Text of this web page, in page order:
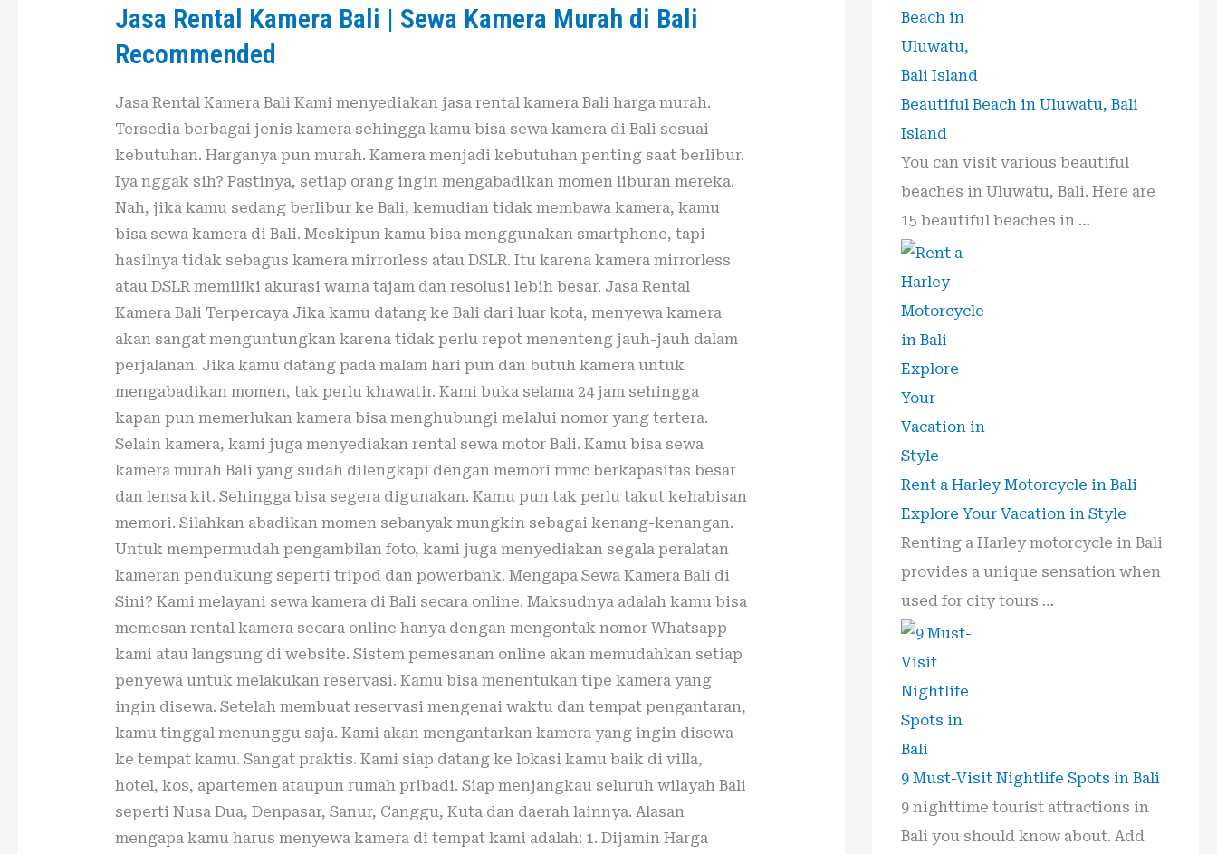
Jasa Rental Kamera Bali | Sewa Kamera Murah di Bali
Recommended
Jasa Rental Kamera Bali Kami menyediakan jasa rental kamera Bali harga murah.
Tersedia berbagai jenis kamera sehingga kamu bisa sewa kamera di Bali sesuai
kebutuhan. Harganya pun murah. Kamera menjadi kebutuhan penting saat berlibur.
Iya nggak sih? Pastinya, setiap orang ingin mengabadikan momen liburan mereka.
Nah, jika kamu sedang berlibur ke Bali, kemudian tidak membawa kamera, kamu
bisa sewa kamera di Bali. Meskipun kamu bisa menggunakan smartphone, tapi
hasilnya tidak sebagus kamera mirrorless atau DSLR. Itu karena kamera mirrorless
atau DSLR memiliki akurasi warna tajam dan resolusi lebih besar. Jasa Rental
Kamera Bali Terpercaya Jika kamu datang ke Bali dari luar kota, menyewa kamera
akan sangat menguntungkan karena tidak perlu repot menenteng jauh-jauh dalam
perjalanan. Jika kamu datang pada malam hari pun dan butuh kamera untuk
mengabadikan momen, tak perlu khawatir. Kami buka selama 24 jam sehingga
kapan pun memerlukan kamera bisa menghubungi melalui nomor yang tertera.
Selain kamera, kami juga menyediakan rental sewa motor Bali. Kamu bisa sewa
kamera murah Bali yang sudah dilengkapi dengan memori mmc berkapasitas besar
dan lensa kit. Sehingga bisa segera digunakan. Kamu pun tak perlu takut kehabisan
memori. Silahkan abadikan momen sebanyak mungkin sebagai kenang-kenangan.
Untuk mempermudah pengambilan foto, kami juga menyediakan segala peralatan
kameran pendukung seperti tripod dan powerbank. Mengapa Sewa Kamera Bali di
Sini? Kami melayani sewa kamera di Bali secara online. Maksudnya adalah kamu bisa
memesan rental kamera secara online hanya dengan mengontak nomor Whatsapp
kami atau langsung di website. Sistem pemesanan online akan memudahkan setiap
penyewa untuk melakukan reservasi. Kamu bisa menentukan tipe kamera yang
ingin disewa. Setelah membuat reservasi mengenai waktu dan tempat pengantaran,
kamu tinggal menunggu saja. Kami akan mengantarkan kamera yang ingin disewa
ke tempat kamu. Sangat praktis. Kami siap datang ke lokasi kamu baik di villa,
hotel, kos, apartemen ataupun rumah pribadi. Siap menjangkau seluruh wilayah Bali
seperti Nusa Dua, Denpasar, Sanur, Canggu, Kuta dan daerah lainnya. Alasan
mengapa kamu harus menyewa kamera di tempat kami adalah: 1. Dijamin Harga
Kamera
Bali
Sewa
Kamera
Murah
di
Bali
Recommended
o
r
:
Beautiful Beach in Uluwatu, Bali
Island
You can visit various beautiful
beaches in Uluwatu, Bali. Here are
15 beautiful beaches in …
Rent a Harley Motorcycle in Bali
Explore Your Vacation in Style
Renting a Harley motorcycle in Bali
provides a unique sensation when
used for city tours …
9 Must-Visit Nightlife Spots in Bali
9 nighttime tourist attractions in
Bali you should know about. Add